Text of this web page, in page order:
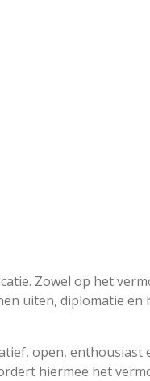
Zowel op het
uiten, diplomatie en
open,
hiermee het